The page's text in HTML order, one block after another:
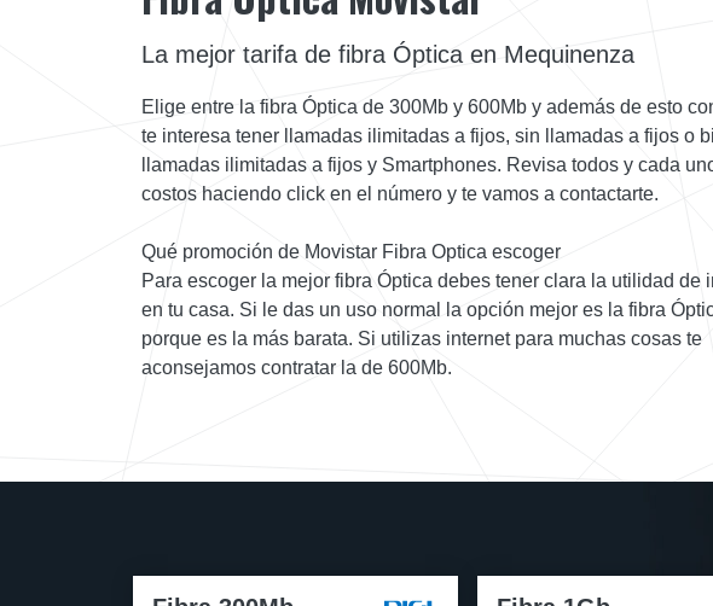
La mejor tarifa de fibra Óptica en Mequinenza
Elige entre la fibra Óptica de 300Mb y 600Mb y además de esto
te interesa tener llamadas ilimitadas a fijos, sin llamadas a fijos o
llamadas ilimitadas a fijos y Smartphones. Revisa todos y cada
costos haciendo click en el número y te vamos a contactarte.
Qué promoción de Movistar Fibra Optica escoger
Para escoger la mejor fibra Óptica debes tener clara la utilidad de
en tu casa. Si le das un uso normal la opción mejor es la fibra
porque es la más barata. Si utilizas internet para muchas cosas te
aconsejamos contratar la de 600Mb.